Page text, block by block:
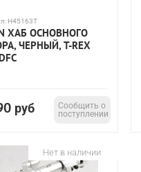
H45163T
ХАБ ОСНОВНОГО
ЧЕРНЫЙ, T-REX
руб
Сообщить о
поступлении
Нет в наличии